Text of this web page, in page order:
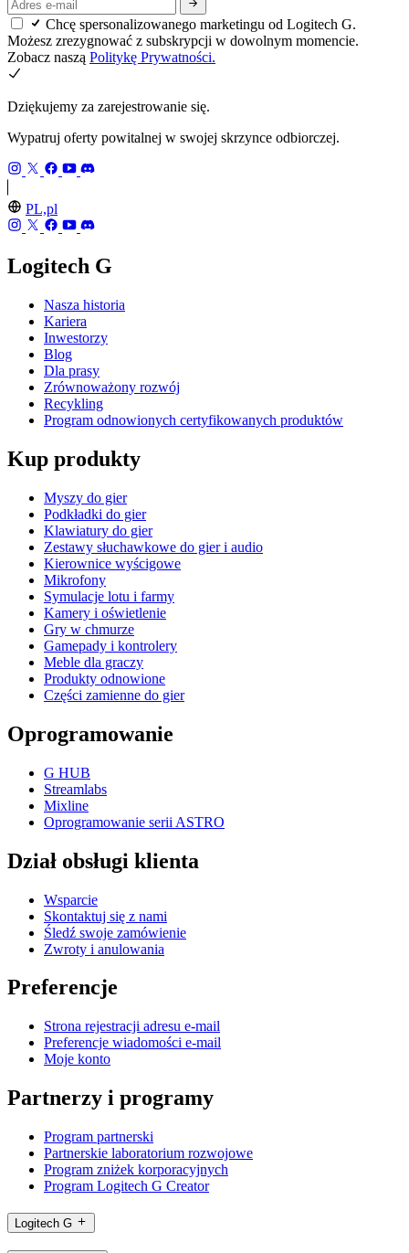
Chcę spersonalizowanego marketingu od Logitech G.
Możesz zrezygnować z subskrypcji w dowolnym momencie.
Zobacz naszą Politykę Prywatności.
Dziękujemy za zarejestrowanie się.
Wypatruj oferty powitalnej w swojej skrzynce odbiorczej.
PL,pl
Logitech G
Nasza historia
Kariera
Inwestorzy
Blog
Dla prasy
Zrównoważony rozwój
Recykling
Program odnowionych certyfikowanych produktów
Kup produkty
Myszy do gier
Podkładki do gier
Klawiatury do gier
Zestawy słuchawkowe do gier i audio
Kierownice wyścigowe
Mikrofony
Symulacje lotu i farmy
Kamery i oświetlenie
Gry w chmurze
Gamepady i kontrolery
Meble dla graczy
Produkty odnowione
Części zamienne do gier
Oprogramowanie
G HUB
Streamlabs
Mixline
Oprogramowanie serii ASTRO
Dział obsługi klienta
Wsparcie
Skontaktuj się z nami
Śledź swoje zamówienie
Zwroty i anulowania
Preferencje
Strona rejestracji adresu e-mail
Preferencje wiadomości e-mail
Moje konto
Partnerzy i programy
Program partnerski
Partnerskie laboratorium rozwojowe
Program zniżek korporacyjnych
Program Logitech G Creator
Logitech G